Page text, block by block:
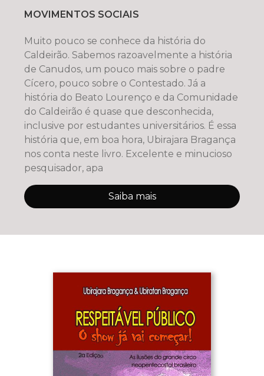
MOVIMENTOS SOCIAIS
Muito pouco se conhece da história do
Caldeirão. Sabemos razoavelmente a história
de Canudos, um pouco mais sobre o padre
Cícero, pouco sobre o Contestado. Já a
história do Beato Lourenço e da Comunidade
do Caldeirão é quase que desconhecida,
inclusive por estudantes universitários. É essa
história que, em boa hora, Ubirajara Bragança
nos conta neste livro. Excelente e minucioso
pesquisador, apa
Saiba mais